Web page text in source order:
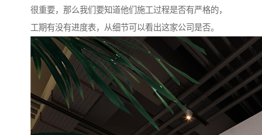
很重要，那么我们要知道他们施工过程是否有严格的，
工期有没有进度表，从细节可以看出这家公司是否。